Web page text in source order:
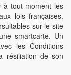
à tout moment les
lois françaises.
sur le site
smartcarte. Un
les Conditions
résiliation de son